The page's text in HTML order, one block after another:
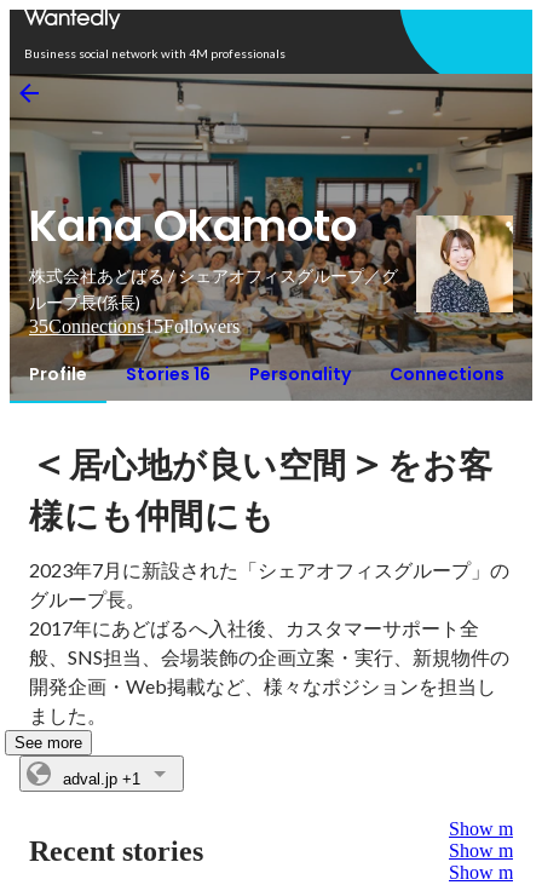
Business social network with 4M professionals
Kana Okamoto
株式会社あどばる / シェアオフィスグループ／グ
ループ長(係長)
35Connections15Followers
Profile Stories 16 Personality Connections
＜居心地が良い空間 ＞ をお客
様にも仲間にも
2023年7月に新設された「シェアオフィスグループ」の
グループ長。
2017年にあどばるへ入社後、カスタマーサポート全
般、SNS担当、会場装飾の企画立案・実行、新規物件の
開発企画・Web掲載など、様々なポジションを担当し
ました。
See more
adval.jp +1
Recent stories
Show more
Show more
Show more